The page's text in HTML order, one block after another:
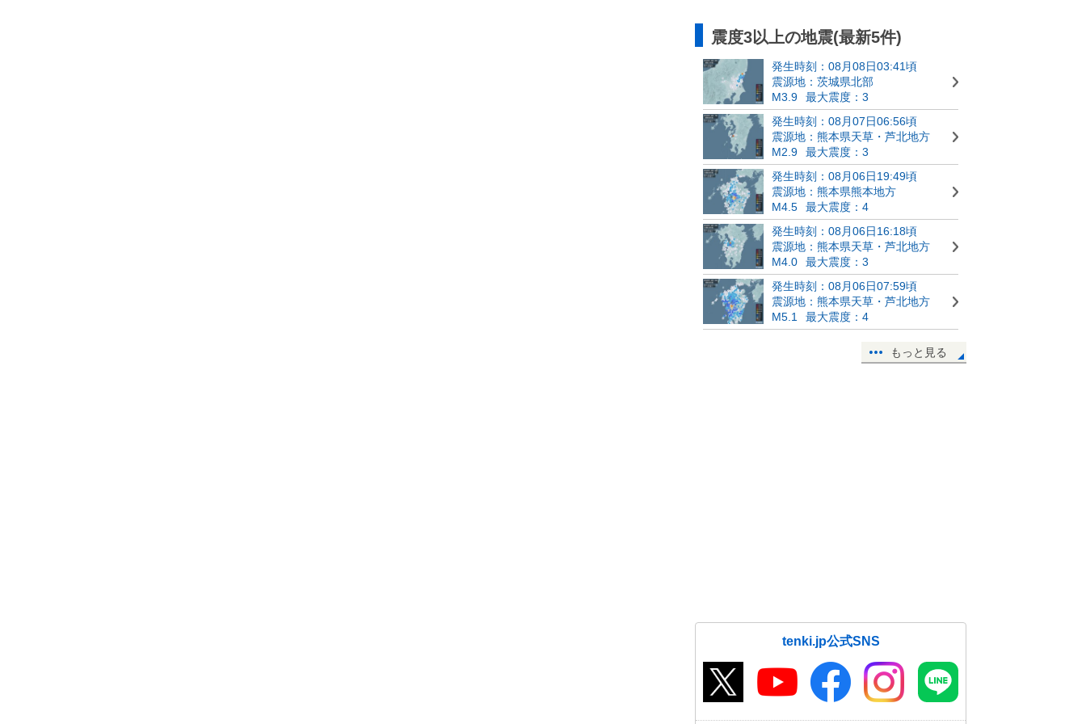
震度3以上の地震(最新5件)
発生時刻：08月08日03:41頃
震源地：茨城県北部
M3.9
最大震度：3
発生時刻：08月07日06:56頃
震源地：熊本県天草・芦北地方
M2.9
最大震度：3
発生時刻：08月06日19:49頃
震源地：熊本県熊本地方
M4.5
最大震度：4
発生時刻：08月06日16:18頃
震源地：熊本県天草・芦北地方
M4.0
最大震度：3
発生時刻：08月06日07:59頃
震源地：熊本県天草・芦北地方
M5.1
最大震度：4
もっと見る
tenki.jp公式SNS